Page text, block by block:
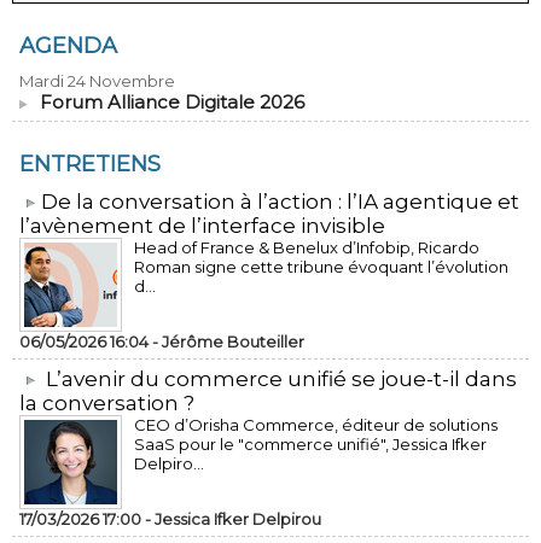
AGENDA
Mardi 24 Novembre
Forum Alliance Digitale 2026
ENTRETIENS
​De la conversation à l’action : l’IA agentique et
l’avènement de l’interface invisible
Head of France & Benelux d’Infobip, Ricardo
Roman signe cette tribune évoquant l’évolution
d...
06/05/2026 16:04 -Jérôme Bouteiller
L’avenir du commerce unifié se joue-t-il dans
la conversation ?
CEO d’Orisha Commerce, éditeur de solutions
SaaS pour le "commerce unifié", Jessica Ifker
Delpiro...
17/03/2026 17:00 -Jessica Ifker Delpirou